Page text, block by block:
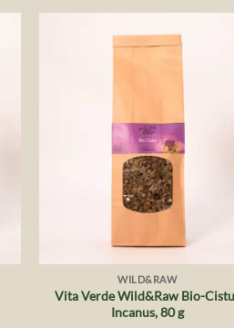
WILD&RAW
Vita Verde Wild&Raw Bio-
Incanus, 80 g